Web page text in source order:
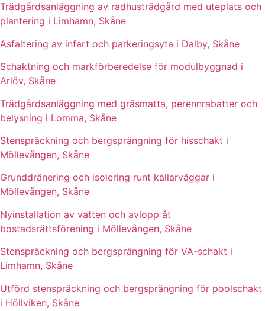
Trädgårdsanläggning av radhusträdgård med uteplats och
plantering i Limhamn, Skåne
Asfaltering av infart och parkeringsyta i Dalby, Skåne
Schaktning och markförberedelse för modulbyggnad i
Arlöv, Skåne
Trädgårdsanläggning med gräsmatta, perennrabatter och
belysning i Lomma, Skåne
Stenspräckning och bergsprängning för hisschakt i
Möllevången, Skåne
Grunddränering och isolering runt källarväggar i
Möllevången, Skåne
Nyinstallation av vatten och avlopp åt
bostadsrättsförening i Möllevången, Skåne
Stenspräckning och bergsprängning för VA-schakt i
Limhamn, Skåne
Utförd stenspräckning och bergsprängning för poolschakt
i Höllviken, Skåne